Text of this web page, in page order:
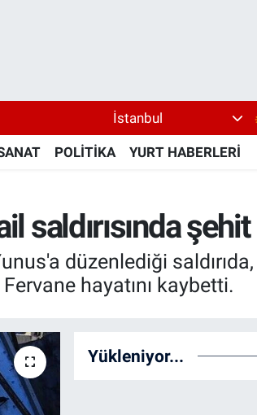
İstanbul
POLİTİKA YURT HABERLERİ
saldırısında
düzenlediği saldırıda,
hayatını kaybetti.
Yükleniyor...